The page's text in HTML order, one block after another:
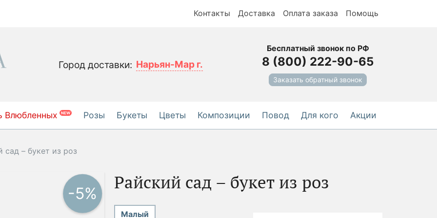
Контакты Доставка Оплата заказа Помощь
Город доставки: Нарьян-Мар г.
Бесплатный звонок по РФ
8 (800) 222-90-65
Заказать обратный звонок
Влюбленных NEW Розы Букеты Цветы Композиции Повод Для кого Акции
сад – букет из роз
-5%
Райский сад – букет из роз
Малый